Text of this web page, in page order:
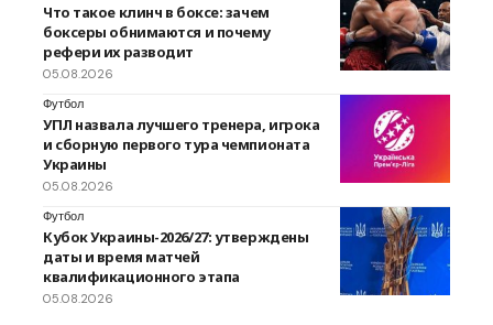
Что такое клинч в боксе: зачем
боксеры обнимаются и почему
рефери их разводит
05.08.2026
Футбол
УПЛ назвала лучшего тренера, игрока
и сборную первого тура чемпионата
Украины
05.08.2026
Футбол
Кубок Украины-2026/27: утверждены
даты и время матчей
квалификационного этапа
05.08.2026